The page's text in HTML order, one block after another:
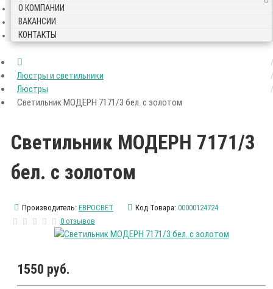
О КОМПАНИИ
ВАКАНСИИ
КОНТАКТЫ
Люстры и светильники
Люстры
Светильник МОДЕРН 7171/3 бел. с золотом
Светильник МОДЕРН 7171/3
бел. с золотом
Производитель: ЕВРОСВЕТ Код Товара: 00000124724
0 отзывов
1550 руб.